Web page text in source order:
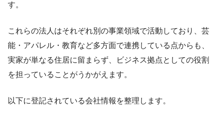
す。
これらの法人はそれぞれ別の事業領域で活動しており、芸
能・アパレル・教育など多方面で連携している点からも、
実家が単なる住居に留まらず、ビジネス拠点としての役割
を担っていることがうかがえます。
以下に登記されている会社情報を整理します。